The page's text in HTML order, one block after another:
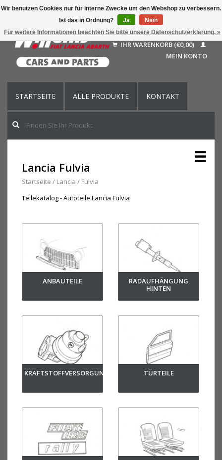
Nederlands
Français
English (US)
IHR WARENKORB (€0,00)
MEIN KONTO
STARTSEITE ALLE PRODUKTE KONTAKT
Lancia Fulvia
Startseite / Lancia / Fulvia
Teilekatalog - Autoteile Lancia Fulvia
ANBAUTEILE
RADAUFHÄNGUNG
HINTEN
KRAFTSTOFFVERSORGUNG TÜRTEILE
Wir benutzen Cookies nur für interne Zwecke um den Webshop zu verbessern.
Ist das in Ordnung?
Ja
Nein
Für weitere Informationen beachten Sie bitte unsere Datenschutzerklärung. »